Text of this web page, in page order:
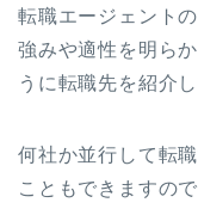
転職エージェント
強みや適性を明ら
うに転職先を紹介
何社か並行して転
こともできますの